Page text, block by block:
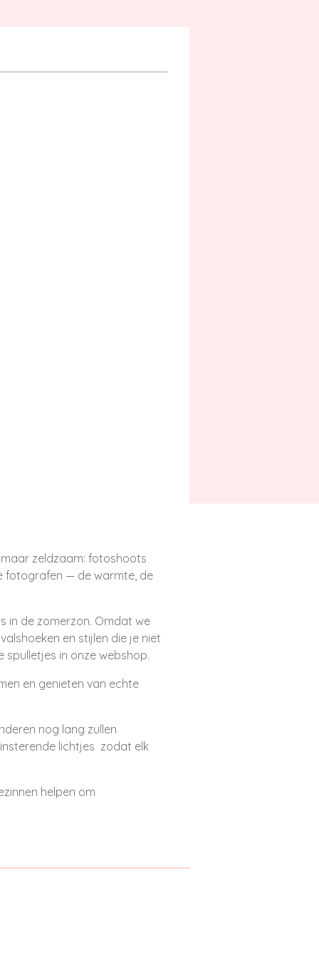
zeldzaam: fotoshoots
fotografen — de warmte, de
in de zomerzon. Omdat we
en stijlen die je niet
in onze webshop.
en genieten van echte
nog lang zullen
lichtjes zodat elk
helpen om